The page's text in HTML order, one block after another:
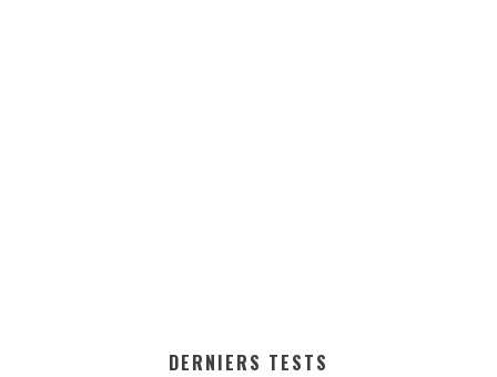
DERNIERS TESTS